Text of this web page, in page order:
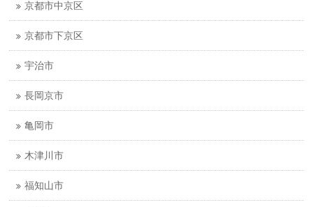
京都市中京区
京都市下京区
宇治市
長岡京市
亀岡市
木津川市
福知山市